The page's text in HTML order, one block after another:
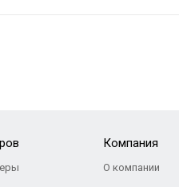
Компания
О компании